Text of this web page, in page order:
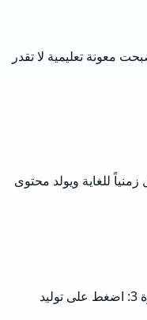
معونة تعليمية لا تقدر
للغاية ويولد محتوى
ابدأ بإدخال التفاصيل الأساسية للشخصية مثل الاسم، والعرق، والمهنة. ثم اتبع هذه الخطوات: الخطوة 1: اختر نبرة الكتابة وأسلوبها المفضل. الخطوة 2: اختر طول وتعقيد الخلفية. الخطوة 3: اضغط على توليد